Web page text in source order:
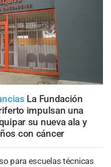
La Fundación
impulsan una
su nueva ala y
con cáncer
para escuelas técnicas